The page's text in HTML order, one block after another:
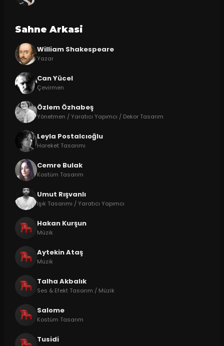
Sahne Arkasi
William Shakespeare
Yazar
Can Yücel
Çevirmen
Özlem Özhabeş
Yönetmen / Yaratıcı Yapımcı / Dekor Tasarım
Leyla Postalcıoğlu
Hareket Tasarımı
Cemre Bulak
Kostüm Tasarım
Umut Rışvanlı
Işık Tasarımı / Yaratıcı Yapımcı
Hakan Kurşun
Müzik
Aytekin Ataş
Müzik
Talha Akbalık
Ses & Efekt Tasarım / Müzik
Salome
Kostüm Tasarım
Tusidi